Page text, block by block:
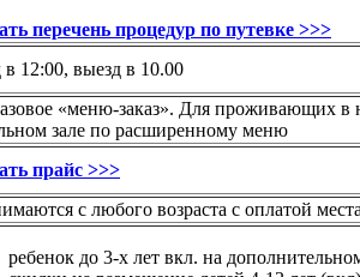
перечень процедур по путевке >>>
в 12:00, выезд в 10.00
«меню-заказ». Для проживающих
зале по расширенному меню
прайс >>>
с любого возраста с оплатой
ребенок до 3-х лет вкл. на